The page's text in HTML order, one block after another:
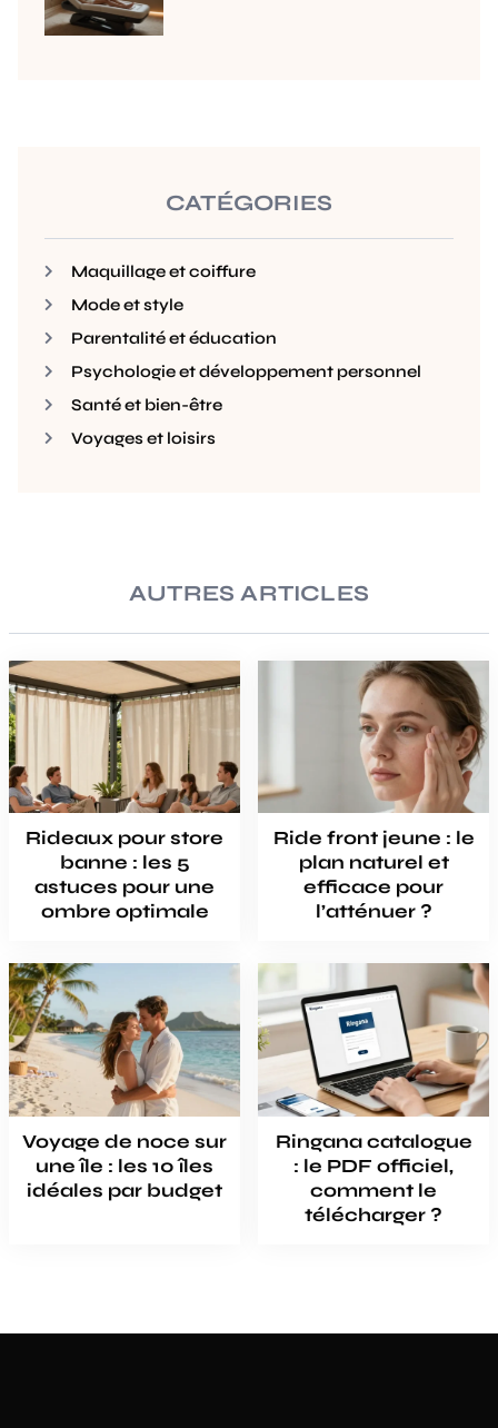
CATÉGORIES
Maquillage et coiffure
Mode et style
Parentalité et éducation
Psychologie et développement personnel
Santé et bien-être
Voyages et loisirs
AUTRES ARTICLES
Rideaux pour store
banne : les 5
astuces pour une
ombre optimale
Ride front jeune : le
plan naturel et
efficace pour
l’atténuer ?
Voyage de noce sur
une île : les 10 îles
idéales par budget
Ringana catalogue
: le PDF officiel,
comment le
télécharger ?